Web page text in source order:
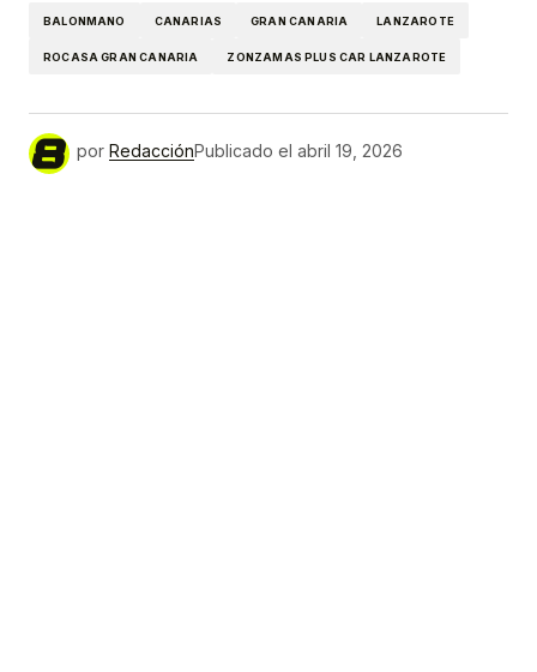
BALONMANO CANARIAS GRAN CANARIA LANZAROTE
ROCASA GRAN CANARIA ZONZAMAS PLUS CAR LANZAROTE
por RedacciónPublicado el abril 19, 2026